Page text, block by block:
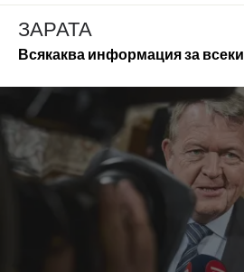
Skip
content
ЗАРАТА
Всякаква информация за всеки